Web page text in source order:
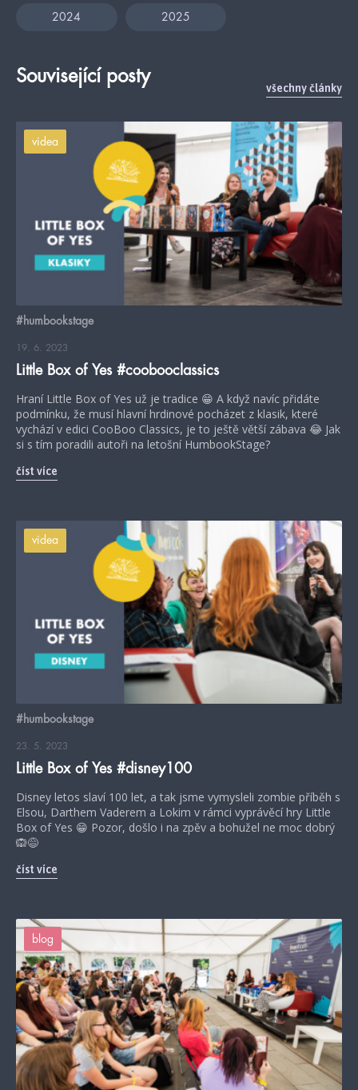
2024 2025
Související posty
všechny články
videa
#humbookstage
19. 6. 2023
Little Box of Yes #coobooclassics
Hraní Little Box of Yes už je tradice 😁 A když navíc přidáte
podmínku, že musí hlavní hrdinové pocházet z klasik, které
vychází v edici CooBoo Classics, je to ještě větší zábava 😂 Jak
si s tím poradili autoři na letošní HumbookStage?
číst více
videa
#humbookstage
23. 5. 2023
Little Box of Yes #disney100
Disney letos slaví 100 let, a tak jsme vymysleli zombie příběh s
Elsou, Darthem Vaderem a Lokim v rámci vyprávěcí hry Little
Box of Yes 😁 Pozor, došlo i na zpěv a bohužel ne moc dobrý
🙉😅
číst více
blog